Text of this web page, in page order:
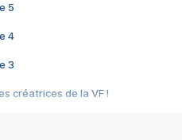
5
4
3
créatrices de la VF !